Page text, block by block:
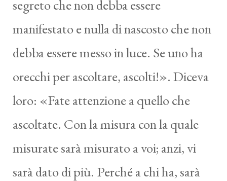
segreto che non debba essere
manifestato e nulla di nascosto che non
debba essere messo in luce. Se uno ha
orecchi per ascoltare, ascolti!». Diceva
loro: «Fate attenzione a quello che
ascoltate. Con la misura con la quale
misurate sarà misurato a voi; anzi, vi
sarà dato di più. Perché a chi ha, sarà